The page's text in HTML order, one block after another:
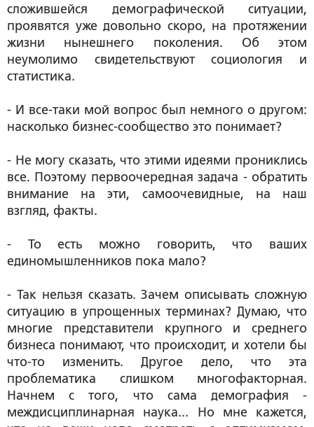
сложившейся демографической ситуации,
проявятся уже довольно скоро, на протяжении
жизни нынешнего поколения. Об этом
неумолимо свидетельствуют социология и
статистика.
- И все-таки мой вопрос был немного о другом:
насколько бизнес-сообщество это понимает?
- Не могу сказать, что этими идеями прониклись
все. Поэтому первоочередная задача - обратить
внимание на эти, самоочевидные, на наш
взгляд, факты.
- То есть можно говорить, что ваших
единомышленников пока мало?
- Так нельзя сказать. Зачем описывать сложную
ситуацию в упрощенных терминах? Думаю, что
многие представители крупного и среднего
бизнеса понимают, что происходит, и хотели бы
что-то изменить. Другое дело, что эта
проблематика слишком многофакторная.
Начнем с того, что сама демография -
междисциплинарная наука... Но мне кажется,